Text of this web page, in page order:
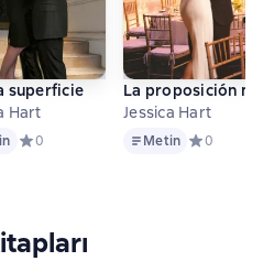
0 оценок
superficie
Hart
Средний рейтинг 0 на основе 0
0
La proposición
Jessica Hart
MetinMetin Средний
0